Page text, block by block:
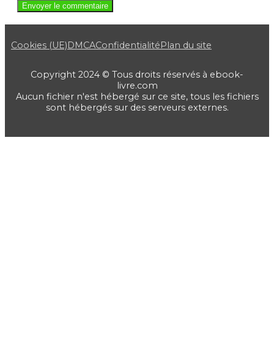
Cookies (UE)DMCAConfidentialitéPlan du site
Copyright 2024 © Tous droits réservés à ebook-
livre.com
Aucun fichier n'est hébergé sur ce site, tous les fichiers
sont hébergés sur des serveurs externes.